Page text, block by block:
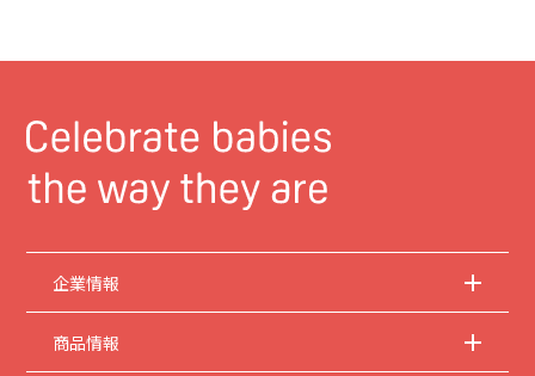
企業情報
商品情報